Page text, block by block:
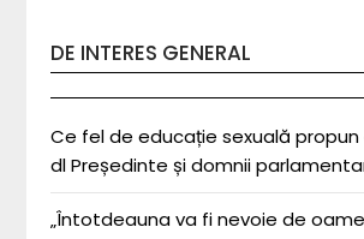
DE INTERES GENERAL
Ce fel de educație sexuală
dl Președinte și domnii
„Întotdeauna va fi nevoie de